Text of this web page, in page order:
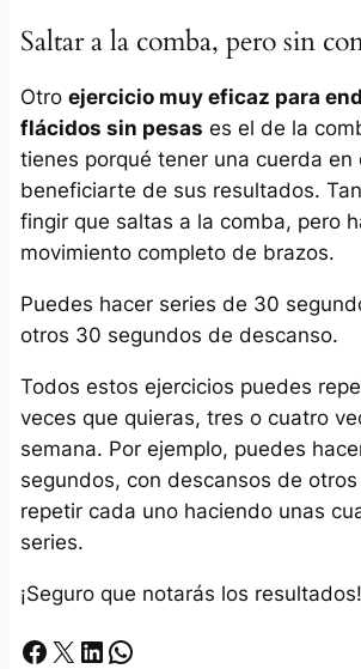
Saltar a la comba, pero sin
Otro ejercicio muy eficaz para
flácidos sin pesas es el de la
tienes porqué tener una cuerda en
beneficiarte de sus resultados.
fingir que saltas a la comba, pero
movimiento completo de brazos.
Puedes hacer series de 30
otros 30 segundos de descanso.
Todos estos ejercicios puedes
veces que quieras, tres o cuatro
semana. Por ejemplo, puedes
segundos, con descansos de
repetir cada uno haciendo unas
series.
¡Seguro que notarás los resultados!
Facebook X LinkedIn Whatsapp